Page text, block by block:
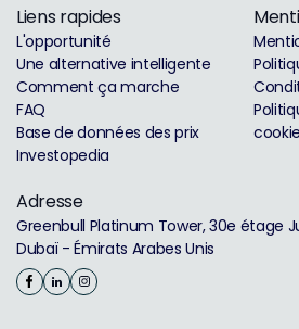
Liens rapides
L'opportunité
Une alternative intelligente
Comment ça marche
FAQ
Base de données des prix
Investopedia
Adresse
Greenbull Platinum Tower, 30e étage
Dubaï - Émirats Arabes Unis